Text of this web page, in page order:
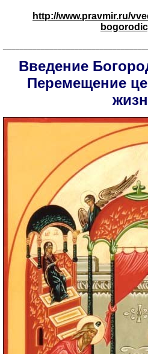
http://www.pravmir.ru/
Введение
Перемещение